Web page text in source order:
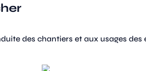
des chantiers et aux usages des